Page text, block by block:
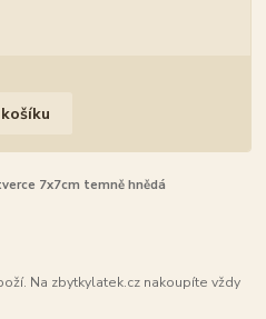
7x7cm temně hnědá
Na zbytkylatek.cz nakoupíte vždy